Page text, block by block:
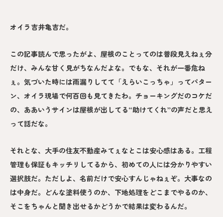
オイラ吉井亀吉だ。
この記事読んで思ったがよ、屋根のことってのは普段見えねぇ分
だけ、みんな甘く見がちなんだよな。でもな、それが一番危ね
ぇ。気づいた時には雨漏りしてて「えらいこっちゃ」ってパター
ン、オイラ現場で何百回も見てきたわ。チョーキングだのコケだ
の、ああいうサインは屋根が出してる“助けてくれ”の声だと思え
って話だな。
それとな、大手の住友不動産みてぇなとこは安心感はある。工程
管理も保証もキッチリしてるから、初めての人には分かりやすい
選択肢だ。ただしよ、名前だけで安心すんじゃねぇぞ。大事なの
は中身だ。どんな塗料使うのか、下地処理をどこまでやるのか、
そこをちゃんと聞き出せるかどうかで結果は変わるんだ。